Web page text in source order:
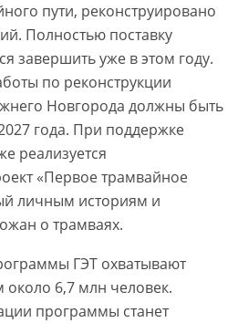
пути, реконструировано
Полностью поставку
завершить уже в этом году.
по реконструкции
Новгорода должны быть
года. При поддержке
реализуется
«Первое трамвайное
личным историям и
о трамваях.
ГЭТ охватывают
около 6,7 млн человек.
программы станет